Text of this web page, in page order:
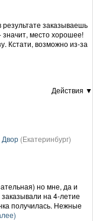
заказываешь
значит, место хорошее!
Кстати, возможно из-за
Действия ▼
Двор (Екатеринбург)
но мне, да и
на 4-летие
получилась. Нежные